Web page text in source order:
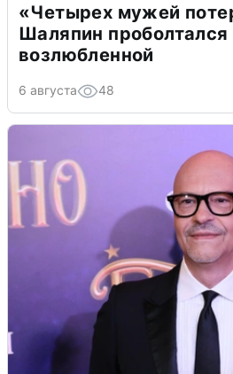
«Четырех мужей
Шаляпин проболтался
возлюбленной
6 августа 48